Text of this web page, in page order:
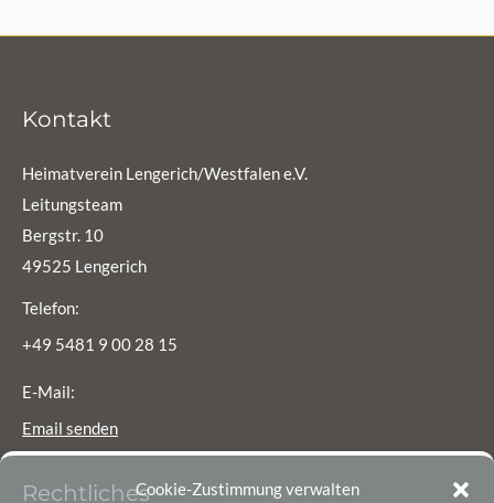
Cookie-Zustimmung verwalten
Kontakt
Heimatverein Lengerich/Westfalen e.V.
Leitungsteam
Bergstr. 10
49525 Lengerich
Telefon:
+49 5481 9 00 28 15
E-Mail:
Email senden
Rechtliches